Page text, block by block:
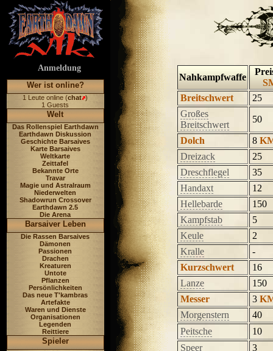
Anmeldung
Wer ist online?
1 Leute online (chat )
1 Guests
Welt
Das Rollenspiel Earthdawn
Earthdawn Diskussion
Geschichte Barsaives
Karte Barsaives
Weltkarte
Zeittafel
Bekannte Orte
Travar
Magie und Astralraum
Niederwelten
Shadowrun Crossover
Earthdawn 2.5
Die Arena
Barsaiver Leben
Die Rassen Barsaives
Dämonen
Passionen
Drachen
Kreaturen
Untote
Pflanzen
Persönlichkeiten
Das neue T'kambras
Artefakte
Waren und Dienste
Organisationen
Legenden
Reittiere
Spieler
Nahkampfwaffe
Breitschwert
25
Großes
Breitschwert
50
Dolch 8
Dreizack
25
Dreschflegel
35
Handaxt
12
Hellebarde
150
Kampfstab
5
Keule
2
Kralle
-
Kurzschwert
16
Lanze
150
Messer
3
Morgenstern
40
Peitsche
10
Speer
3